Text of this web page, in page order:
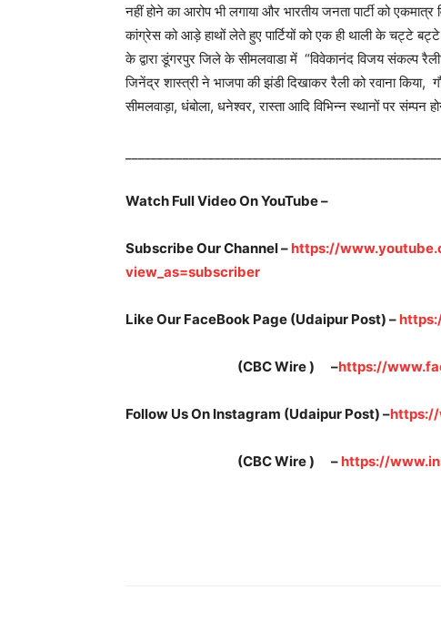
नहीं होने का आरोप भी लगाया और भारतीय जनता पार्टी को एकमात्र
कांग्रेस को आड़े हाथों लेते हुए पार्टियों को एक ही थाली के चट्टे बट्टे
के द्वारा डूंगरपुर जिले के सीमलवाडा में “विवेकानंद विजय संकल्प
जिनेंद्र शास्त्री ने भाजपा की झंडी दिखाकर रैली को रवाना किया,
सीमलवाड़ा, धंबोला, धनेश्वर, रास्ता आदि विभिन्न स्थानों पर संम्पन
Watch Full Video On YouTube –
Subscribe Our Channel – https://
view_as=subscriber
Like Our FaceBook Page (Udaipur Post) –
(CBC Wire ) –https://
Follow Us On Instagram (Udaipur Post) –
(CBC Wire ) – https://